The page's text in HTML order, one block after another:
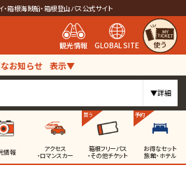
箱根海賊船・箱根登山バス公式サイト
観光情報 GLOBAL SITE 使う
お知らせ 表示▼
▼詳細
情報 アクセス
・ロマンスカー
買う
箱根フリーパス
・その他チケット
予約
お得なセット
旅館・ホテル